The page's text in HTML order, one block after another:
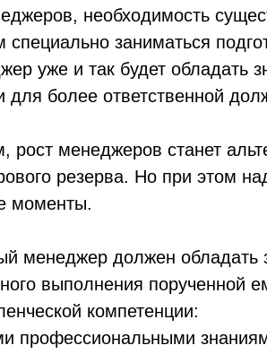
необходимость
специально заниматься
уже и так будет обладать
более ответственной
рост менеджеров станет
резерва. Но при этом
моменты.
менеджер должен обладать
выполнения порученной
компетенции:
профессиональными